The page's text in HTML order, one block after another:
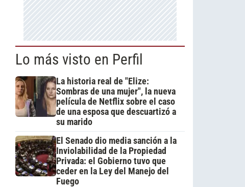
Lo más visto en Perfil
La historia real de "Elize:
Sombras de una mujer", la nueva
película de Netflix sobre el caso
de una esposa que descuartizó a
su marido
El Senado dio media sanción a la
Inviolabilidad de la Propiedad
Privada: el Gobierno tuvo que
ceder en la Ley del Manejo del
Fuego